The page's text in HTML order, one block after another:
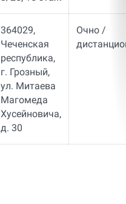
364029,
Чеченская
республика,
г. Грозный,
ул. Митаева
Магомеда
Хусейновича,
д. 30
Очно /